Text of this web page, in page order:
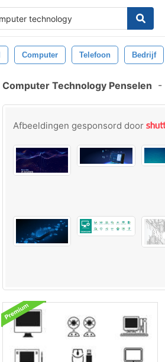
Computer Telefoon Bedrijf
Computer Technology Penselen -
Afbeeldingen gesponsord door